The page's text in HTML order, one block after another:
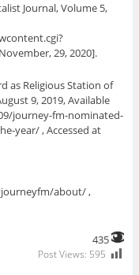
Journal, Volume 5,
29, 2020].
as Religious Station of
9, 2019, Available
journey-fm-nominated-
year/ , Accessed at
about/ ,
435
Post Views: 595